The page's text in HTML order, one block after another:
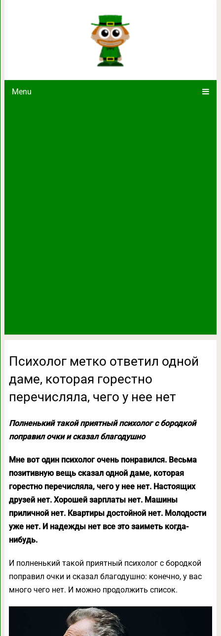
Menu
Психолог метко ответил
Психолог метко ответил одной
даме, которая горестно
перечисляла, чего у нее нет
Полненький такой приятный психолог с бородкой
поправил очки и сказал благодушно
Мне вот один психолог очень понравился. Весьма
позитивную вещь сказал одной даме, которая
горестно перечисляла, чего у нее нет. Настоящих
друзей нет. Хорошей зарплаты нет. Машины
приличной нет. Квартиры достойной нет. Молодости
уже нет. И надежды нет все это заиметь когда-
нибудь.
И полненький такой приятный психолог с бородкой
поправил очки и сказал благодушно: конечно, у вас
много чего нет. И можно продолжить список.